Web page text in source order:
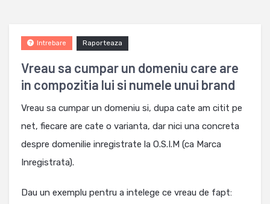
Vreau sa cumpar un domeniu care are
in compozitia lui si numele unui brand
Raporteaza
Intrebare
Vreau sa cumpar un domeniu si, dupa cate am citit pe
net, fiecare are cate o varianta, dar nici una concreta
despre domenilie inregistrate la O.S.I.M (ca Marca
Inregistrata).
Dau un exemplu pentru a intelege ce vreau de fapt: